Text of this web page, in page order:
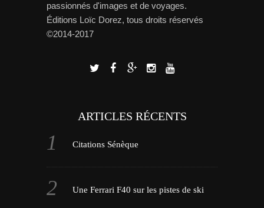
passionnés d'images et de voyages.
Éditions Loïc Dorez, tous droits réservés
©2014-2017
ARTICLES RÉCENTS
Citations Sénèque
Une Ferrari F40 sur les pistes de ski